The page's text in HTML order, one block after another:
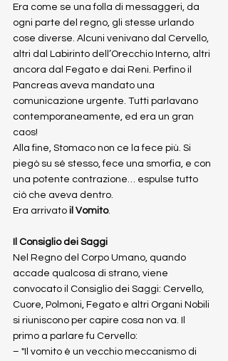
Era come se una folla di messaggeri, da
ogni parte del regno, gli stesse urlando
cose diverse. Alcuni venivano dal Cervello,
altri dal Labirinto dell’Orecchio Interno, altri
ancora dal Fegato e dai Reni. Perfino il
Pancreas aveva mandato una
comunicazione urgente. Tutti parlavano
contemporaneamente, ed era un gran
caos!
Alla fine, Stomaco non ce la fece più. Si
piegò su sé stesso, fece una smorfia, e con
una potente contrazione… espulse tutto
ciò che aveva dentro.
Era arrivato il Vomito.
Il Consiglio dei Saggi
Nel Regno del Corpo Umano, quando
accade qualcosa di strano, viene
convocato il Consiglio dei Saggi: Cervello,
Cuore, Polmoni, Fegato e altri Organi Nobili
si riuniscono per capire cosa non va. Il
primo a parlare fu Cervello:
– "Il vomito è un vecchio meccanismo di